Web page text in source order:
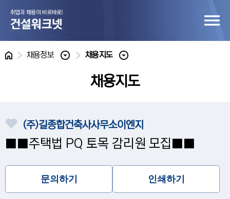
홈 채용정보 채용지도
채용지도
(주)길종합건축사사무소이엔지
■■주택법 PQ 토목 감리원 모집■■
문의하기 인쇄하기